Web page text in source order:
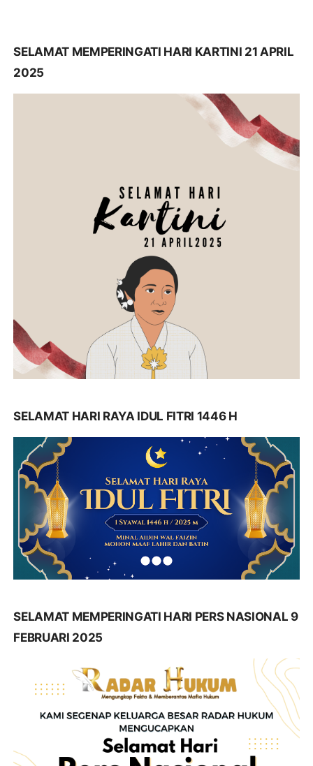
SELAMAT MEMPERINGATI HARI KARTINI 21 APRIL
2025
SELAMAT HARI RAYA IDUL FITRI 1446 H
SELAMAT MEMPERINGATI HARI PERS NASIONAL 9
FEBRUARI 2025